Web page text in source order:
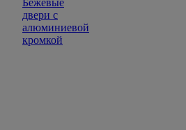
Бежевые
двери с
алюминиевой
кромкой